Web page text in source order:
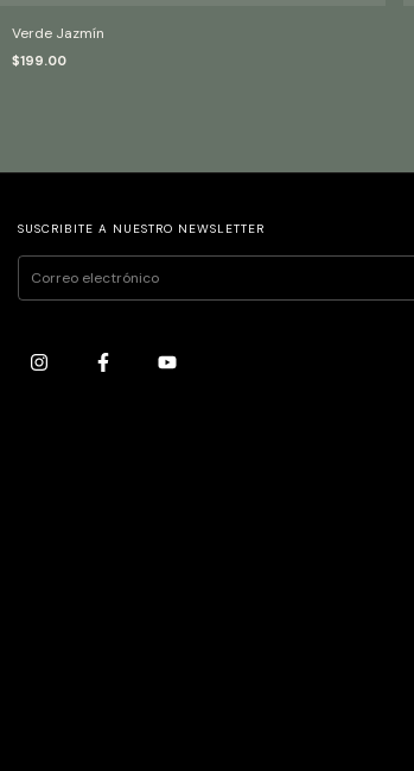
Verde Jazmín
$199.00
SUSCRIBITE A NUESTRO NEWSLETTER